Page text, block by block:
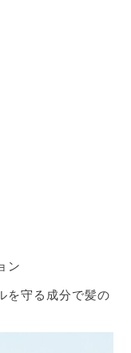
ン
を守る成分で髪の